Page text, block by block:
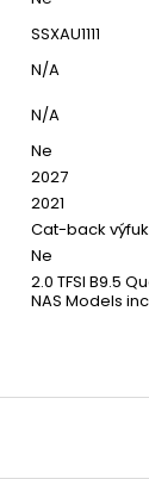
SSXAU1111
N/A
N/A
Ne
2027
2021
Cat-back výfuk
Ne
2.0 TFSI B9.5
NAS Models